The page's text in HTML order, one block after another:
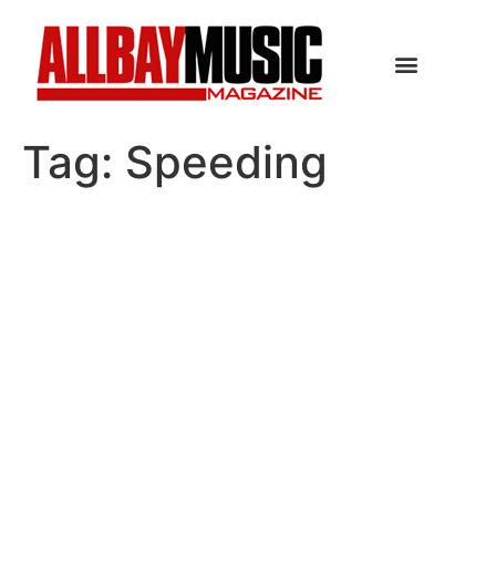
Tag: Speeding